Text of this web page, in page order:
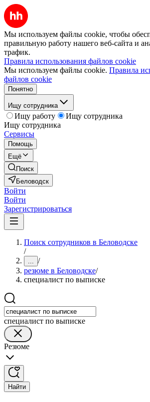
Мы используем файлы cookie, чтобы
правильную работу нашего веб-сайта и
трафик.
Правила использования файлов cookie
Мы используем файлы cookie. Правила
файлов cookie
Понятно
Ищу сотрудника
Ищу работу
Ищу сотрудника
Ищу сотрудника
Сервисы
Помощь
Ещё
Поиск
Беловодск
Войти
Войти
Зарегистрироваться
Поиск сотрудников в Беловодске
/
... /
резюме в Беловодске/
специалист по выписке
специалист по выписке
Резюме
Найти